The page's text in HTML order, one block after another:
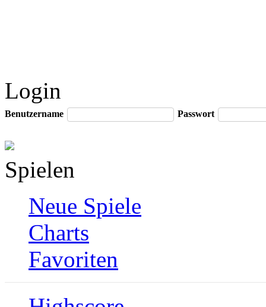
Login
Benutzername Passwort
Spielen
Neue Spiele
Charts
Favoriten